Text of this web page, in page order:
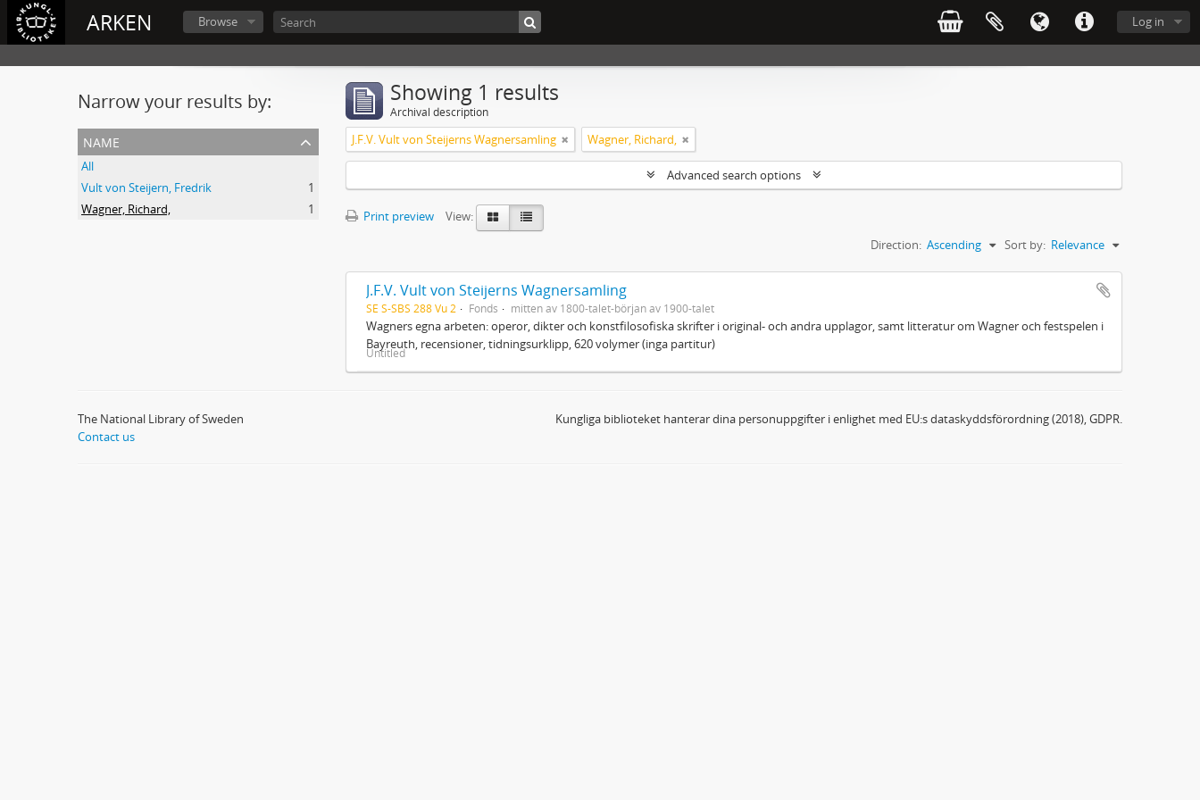
ARKEN Log in
Browse
Narrow your results by:
name
All
Vult von Steijern, Fredrik
1
Wagner, Richard,
1
Showing 1 results
Archival description
J.F.V. Vult von Steijerns Wagnersamling Wagner, Richard,
Advanced search options
Print preview
View:
Sort by: Relevance
Direction: Ascending
J.F.V. Vult von Steijerns Wagnersamling
SE S-SBS 288 Vu 2 Fonds mitten av 1800-talet-början av 1900-talet
Wagners egna arbeten: operor, dikter och konstfilosofiska skrifter i original- och andra upplagor, samt litteratur om Wagner och festspelen i
Bayreuth, recensioner, tidningsurklipp, 620 volymer (inga partitur)
Untitled
The National Library of Sweden
Contact us
Kungliga biblioteket hanterar dina personuppgifter i enlighet med EU:s dataskyddsförordning (2018), GDPR.